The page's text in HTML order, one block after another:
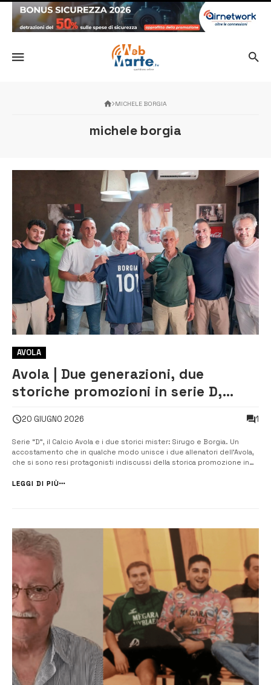
MICHELE BORGIA
michele borgia
AVOLA
Avola | Due generazioni, due
storiche promozioni in serie D,
20 GIUGNO 2026 1
Serie “D”, il Calcio Avola e i due storici mister: Sirugo e Borgia. Un
accostamento che in qualche modo unisce i due allenatori dell’Avola,
che si sono resi protagonisti indiscussi della storica promozione in
101 anni, rivive la stessa emozione vissuta […]...
LEGGI DI PIÙ